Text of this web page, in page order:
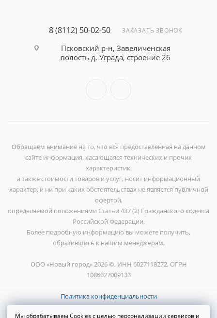
8 (8112) 50-02-50 ЗАКАЗАТЬ ЗВОНОК
Псковский р-н, Завеличенская
волость д. Уграда, строение 26
Обращаем внимание на то, что вся предоставленная на данном
сайте информация, касающаяся технических и прочих
характеристик,
а также стоимости товаров и услуг, носит информационный
характер, и ни при каких обстоятельствах не является публичной
офертой,
определяемой положениями Статьи 437 (2) Гражданского кодекса
Российской Федерации.
Более подробную информацию вы можете получить,
обратившись к нашим менеджерам.
ООО «Новый город» 2026 ©, ИНН 6027118272, ОГРН
1086027009133
Политика конфиденциальности
Мы обрабатываем Cookies с целью персонализации сервисов и